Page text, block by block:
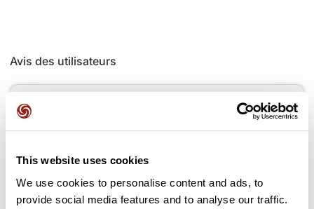
This website uses cookies
We use cookies to personalise content and ads, to
provide social media features and to analyse our traffic.
Avis des utilisateurs
Soyez le premier à ajouter un avis !
Ajouter un avis